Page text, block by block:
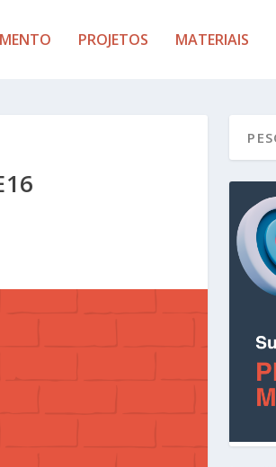
PROJETOS MATERIAIS